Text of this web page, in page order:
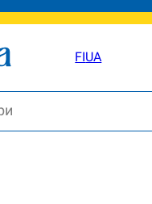
FIUA